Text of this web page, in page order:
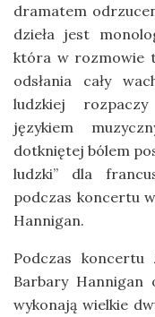
dramatem
dzieła jest
która w rozmowie
odsłania cały
ludzkiej
językiem
dotkniętej bólem
ludzki” dla
podczas koncertu
Hannigan.
Podczas koncertu
Barbary Hannigan
wykonają wielkie